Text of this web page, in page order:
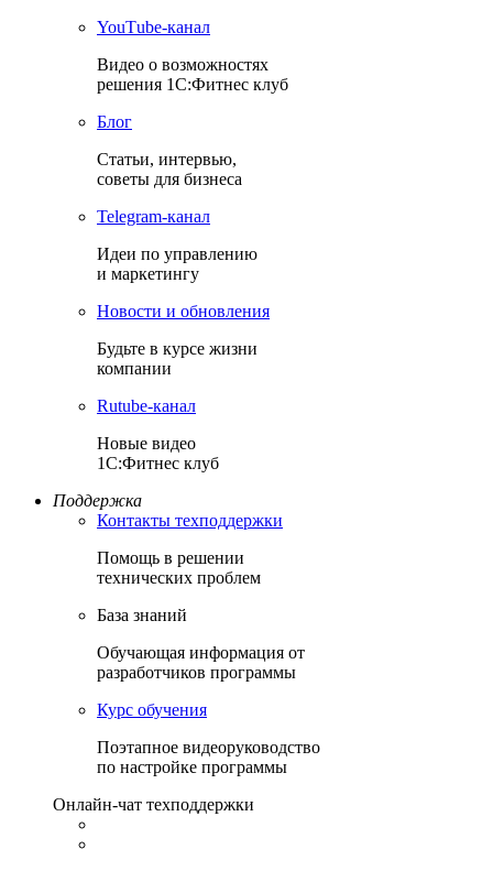
YouТube-канал
Видео о возможностях
решения 1С:Фитнес клуб
Блог
Статьи, интервью,
советы для бизнеса
Теlegram-канал
Идеи по управлению
и маркетингу
Новости и обновления
Будьте в курсе жизни
компании
Rutube-канал
Новые видео
1С:Фитнес клуб
Поддержка
Контакты техподдержки
Помощь в решении
технических проблем
База знаний
Обучающая информация от
разработчиков программы
Курс обучения
Поэтапное видеоруководство
по настройке программы
Онлайн-чат техподдержки